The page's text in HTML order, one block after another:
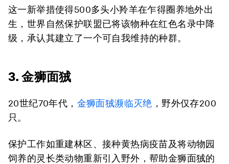
这一新举措使得500多头小羚羊在乍得圈养地外出
生，世界自然保护联盟已将该物种在红色名录中降
级，承认其建立了一个可自我维持的种群。
3. 金狮面狨
20世纪70年代， 金狮面狨濒临灭绝 ，野外仅存200
只。
保护工作如重建林区、接种黄热病疫苗及将动物园
饲养的灵长类动物重新引入野外，帮助金狮面狨的